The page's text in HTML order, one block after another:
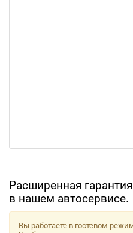
Расширенная
в нашем автосервисе.
Вы работаете в гостевом